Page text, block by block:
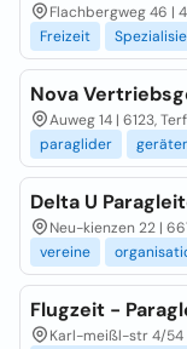
Flachbergweg 46 |
Freizeit
Nova
Auweg 14 | 6123,
paraglider
Delta U
Neu-kienzen 22 |
vereine
Flugzeit -
Karl-meißl-str 4/54